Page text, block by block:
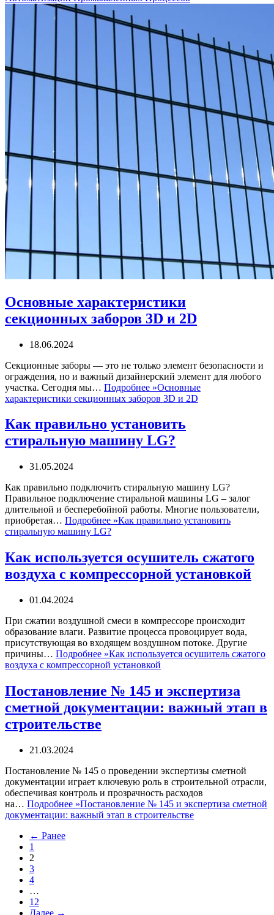
Основные характеристики
секционных заборов 3D и 2D
18.06.2024
Секционные заборы — это не только элемент безопасности и
ограждения, но и важный дизайнерский элемент для любого
участка. Сегодня мы… Подробнее »Основные
характеристики секционных заборов 3D и 2D
Как правильно установить
стиральную машину LG?
31.05.2024
Как правильно подключить стиральную машину LG?
Правильное подключение стиральной машины LG – залог
длительной и бесперебойной работы. Многие пользователи,
приобретая… Подробнее »Как правильно установить
стиральную машину LG?
Как используется осушитель сжатого
воздуха с компрессорной установкой
01.04.2024
При сжатии воздушной смеси в компрессоре происходит
образование влаги. Развитие процесса провоцирует вода,
присутствующая во входящем воздушном потоке. Другие
причины… Подробнее »Как используется осушитель сжатого
воздуха с компрессорной установкой
Постановление № 145 и экспертиза
сметной документации: важный этап в
строительстве
21.03.2024
Постановление № 145 о проведении экспертизы сметной
документации играет ключевую роль в строительной отрасли,
обеспечивая контроль и прозрачность расходов
на… Подробнее »Постановление № 145 и экспертиза сметной
документации: важный этап в строительстве
← Ранее
1
2
3
4
…
12
Далее →